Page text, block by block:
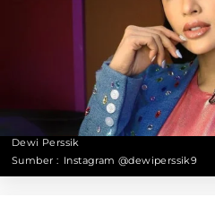
Dewi Perssik
Sumber : Instagram @dewiperssik9